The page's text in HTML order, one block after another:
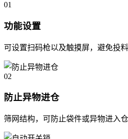
01
功能设置
可设置扫码枪以及触摸屏，避免投
02
防止异物进仓
筛网结构，可防止袋件或异物进入